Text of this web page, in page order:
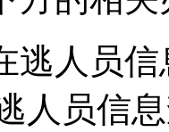
逃人员
人员信